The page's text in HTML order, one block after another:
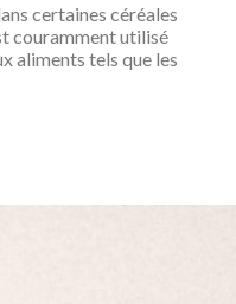
certaines céréales
couramment utilisé
aliments tels que les